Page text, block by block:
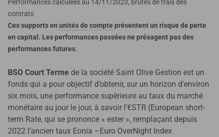
Performances calculées au 14/11/2023, brutes de frais des
contrats
Ces supports en unités de compte présentent un risque de perte
en capital. Les performances passées ne présagent pas des
performances futures.
BSO Court Terme de la société Saint Olive Gestion est un
fonds qui a pour objectif d’obtenir, sur un horizon d’environ
six mois, une performance supérieure au taux du marché
monétaire au jour le jour, à savoir l’€STR (European short-
term Rate, qui se prononce « ester », remplaçant depuis
2022 l’ancien taux Eonia –Euro OverNight Index